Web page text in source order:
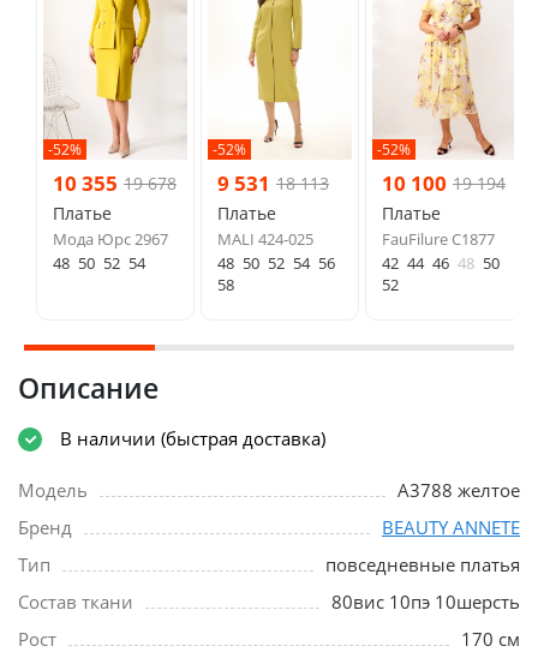
-52%
10 355 19 678
Платье
Мода Юрс 2967
48 50 52 54
-52%
9 531 18 113
Платье
MALI 424-025
48 50 52 54 56
58
-52%
10 100 19 194
Платье
FauFilure С1877
42 44 46 48 50
52
Описание
В наличии (быстрая доставка)
Модель
A3788 желтое
Бренд
BEAUTY ANNETE
Тип
повседневные платья
Состав ткани
80вис 10пэ 10шерсть
Рост
170 см